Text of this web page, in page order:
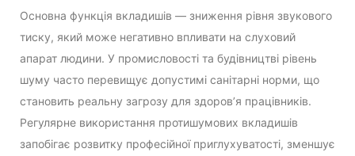
Основна функція вкладишів — зниження рівня звукового
тиску, який може негативно впливати на слуховий
апарат людини. У промисловості та будівництві рівень
шуму часто перевищує допустимі санітарні норми, що
становить реальну загрозу для здоров’я працівників.
Регулярне використання протишумових вкладишів
запобігає розвитку професійної приглухуватості, зменшує